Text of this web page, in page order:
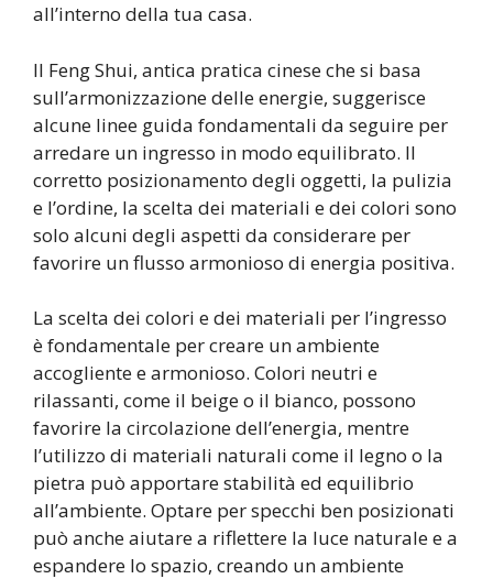
all’interno della tua casa.
Il Feng Shui, antica pratica cinese che si basa
sull’armonizzazione delle energie, suggerisce
alcune linee guida fondamentali da seguire per
arredare un ingresso in modo equilibrato. Il
corretto posizionamento degli oggetti, la pulizia
e l’ordine, la scelta dei materiali e dei colori sono
solo alcuni degli aspetti da considerare per
favorire un flusso armonioso di energia positiva.
La scelta dei colori e dei materiali per l’ingresso
è fondamentale per creare un ambiente
accogliente e armonioso. Colori neutri e
rilassanti, come il beige o il bianco, possono
favorire la circolazione dell’energia, mentre
l’utilizzo di materiali naturali come il legno o la
pietra può apportare stabilità ed equilibrio
all’ambiente. Optare per specchi ben posizionati
può anche aiutare a riflettere la luce naturale e a
espandere lo spazio, creando un ambiente